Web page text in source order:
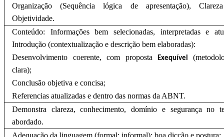
Organização (Sequência lógica de apresentação),
Objetividade.
Conteúdo: Informações bem selecionadas, interpretadas e
Introdução (contextualização e descrição bem elaboradas):
Desenvolvimento coerente, com propostaExequível
clara);
Conclusão objetiva e concisa;
Referencias atualizadas e dentro das normas da ABNT.
Demonstra clareza, conhecimento, domínio e segurança no
abordado.